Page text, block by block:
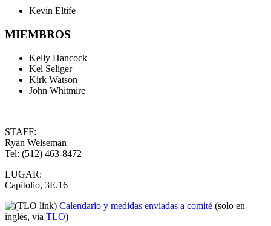
Kevin Eltife
MIEMBROS
Kelly Hancock
Kel Seliger
Kirk Watson
John Whitmire
STAFF:
Ryan Weiseman
Tel: (512) 463-8472
LUGAR:
Capitolio, 3E.16
Calendario y medidas enviadas a comité (solo en
inglés, via TLO)